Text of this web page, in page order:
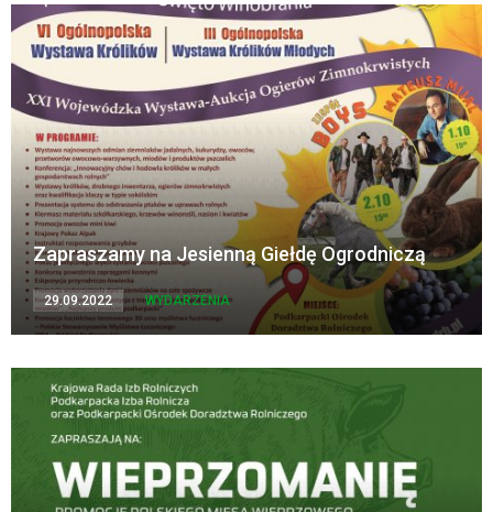
Zapraszamy na Jesienną Giełdę Ogrodniczą
29.09.2022 WYDARZENIA